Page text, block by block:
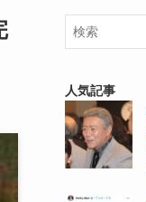
人気記事